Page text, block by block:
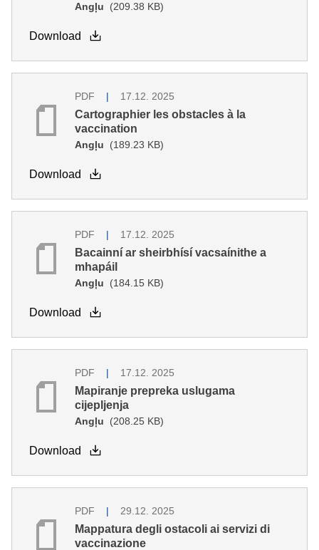
Angļu (209.38 KB)
Download
PDF 17.12. 2025
Cartographier les obstacles à la
vaccination
Angļu (189.23 KB)
Download
PDF 17.12. 2025
Bacainní ar sheirbhísí vacsaínithe a
mhapáil
Angļu (184.15 KB)
Download
PDF 17.12. 2025
Mapiranje prepreka uslugama
cijepljenja
Angļu (208.25 KB)
Download
PDF 29.12. 2025
Mappatura degli ostacoli ai servizi di
vaccinazione